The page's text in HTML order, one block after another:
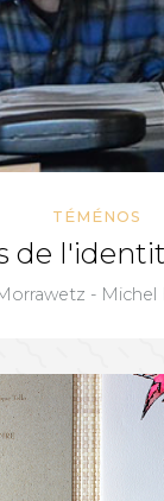
TÉMÉNOS
de
-